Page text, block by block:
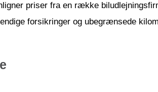
priser fra en række
forsikringer og ubegrænsede